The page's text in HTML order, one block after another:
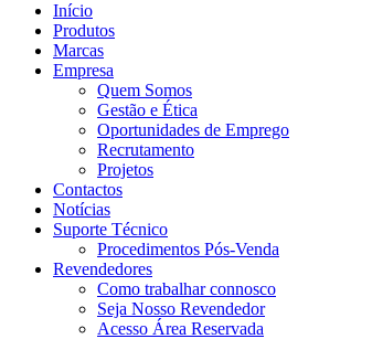
Início
Produtos
Marcas
Empresa
Quem Somos
Gestão e Ética
Oportunidades de Emprego
Recrutamento
Projetos
Contactos
Notícias
Suporte Técnico
Procedimentos Pós-Venda
Revendedores
Como trabalhar connosco
Seja Nosso Revendedor
Acesso Área Reservada